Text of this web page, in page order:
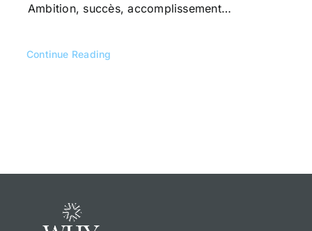
Ambition, succès, accomplissement…
Continue Reading